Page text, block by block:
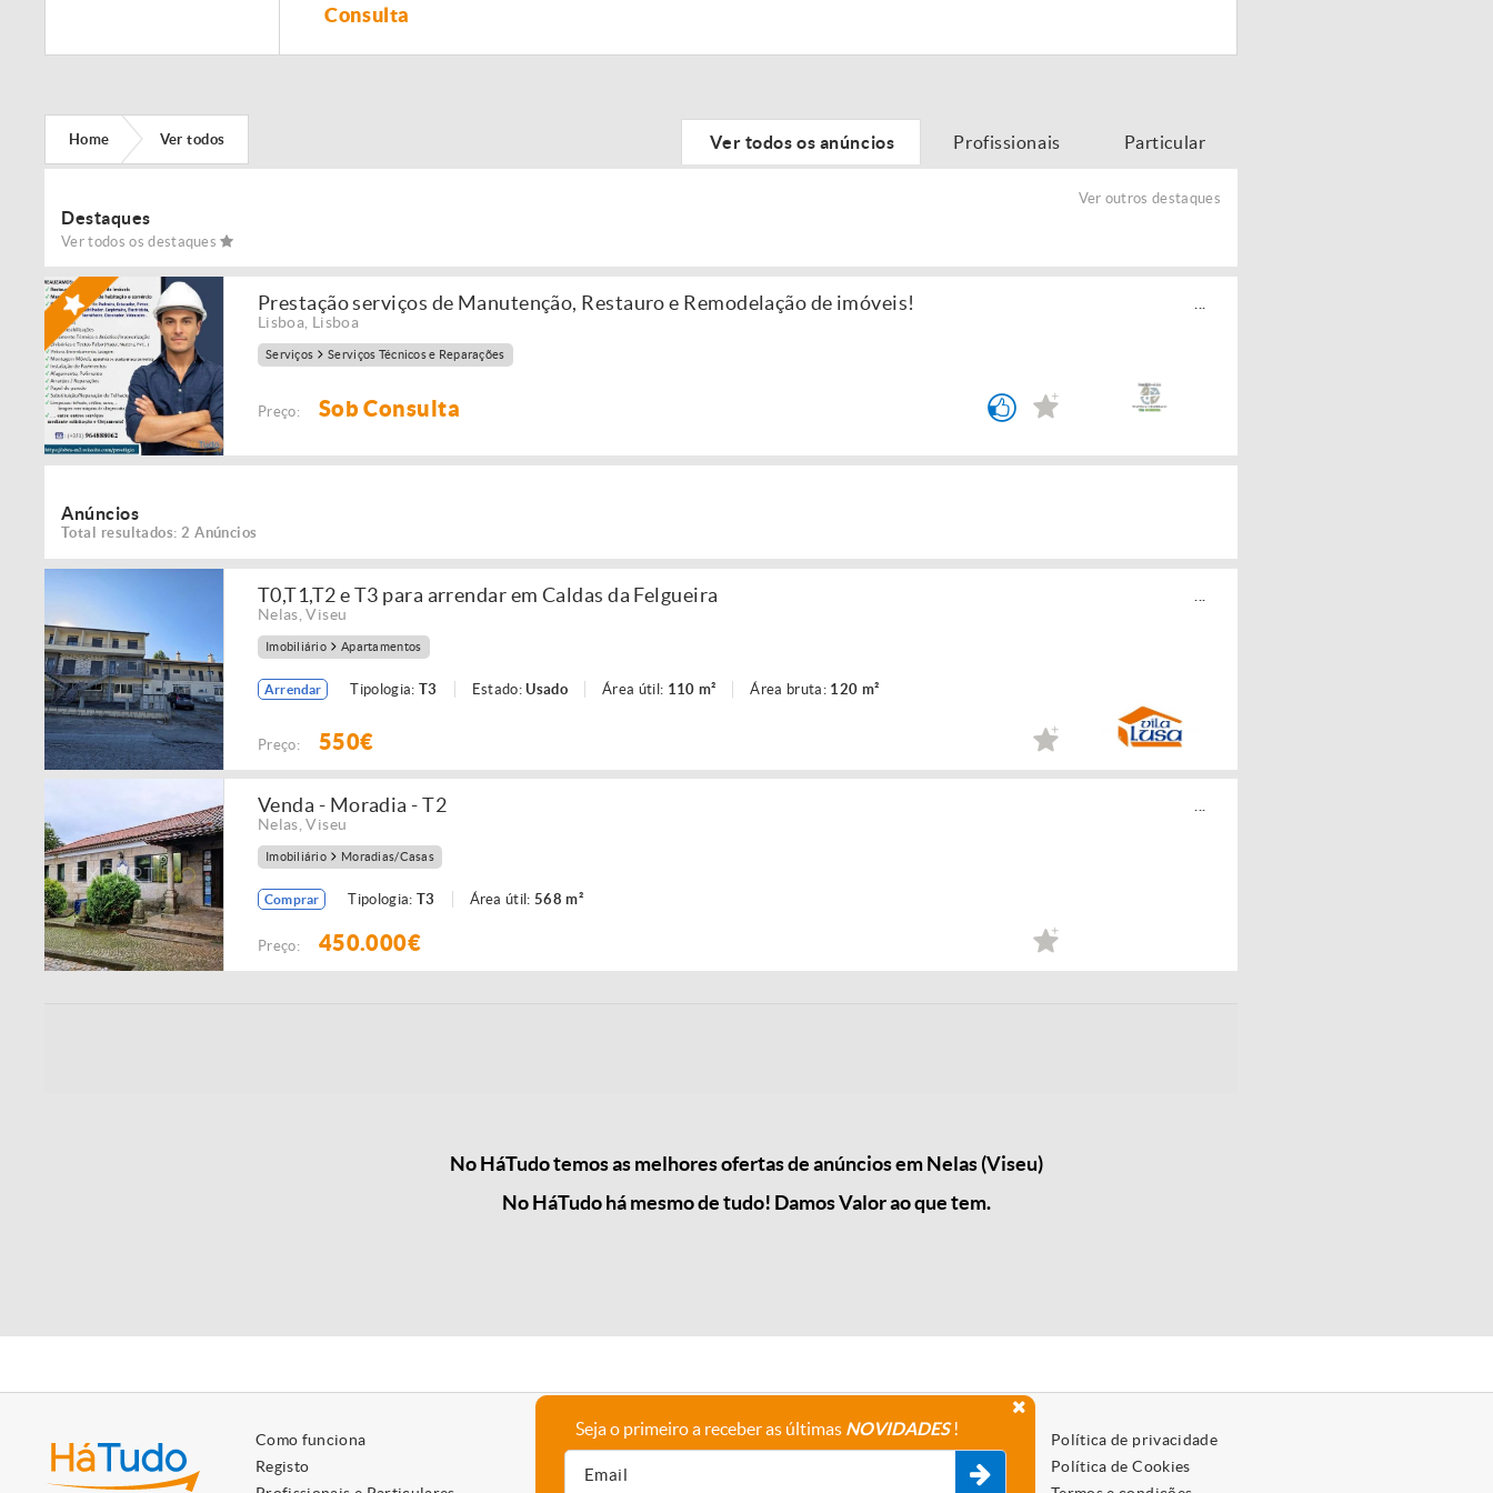
Remodelação de
imóveis!
Consulta
Home Ver todos Ver todos os anúncios Profissionais Particular
Ver outros destaques
Destaques
Ver todos os destaques
Prestação serviços de Manutenção, Restauro e Remodelação de imóveis!
Lisboa Lisboa
Serviços Serviços Técnicos e Reparações
Preço: Sob Consulta
Anúncios
Total resultados: 2 Anúncios
T0,T1,T2 e T3 para arrendar em Caldas da Felgueira
Nelas ,Viseu
Imobiliário Apartamentos
Arrendar Tipologia:T3 Estado:Usado Área útil: 110 m² Área bruta: 120 m²
Preço: 550€
Venda - Moradia - T2
Nelas ,Viseu
Imobiliário Moradias/Casas
Comprar Tipologia: T3 Área útil:568 m²
Preço: 450.000€
No HáTudo temos as melhores ofertas de anúncios em Nelas (Viseu)
No HáTudo há mesmo de tudo! Damos Valor ao que tem.
Como funciona
Registo
A empresa
Política de privacidade
Política de Cookies
Seja o primeiro a receber as últimas NOVIDADES!